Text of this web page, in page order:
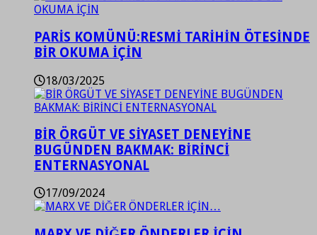
PARİS KOMÜNÜ:RESMİ TARİHİN ÖTESİNDE
BİR OKUMA İÇİN
18/03/2025
BİR ÖRGÜT VE SİYASET DENEYİNE
BUGÜNDEN BAKMAK: BİRİNCİ
ENTERNASYONAL
17/09/2024